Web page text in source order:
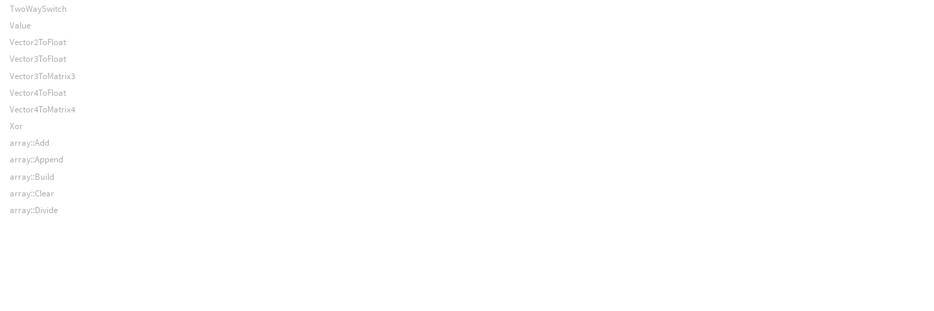
TwoWaySwitch
Value
Vector2ToFloat
Vector3ToFloat
Vector3ToMatrix3
Vector4ToFloat
Vector4ToMatrix4
Xor
array::Add
array::Append
array::Build
array::Clear
array::Divide